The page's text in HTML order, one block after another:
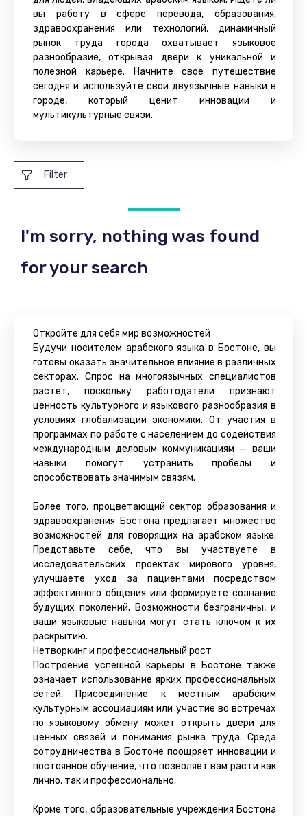
вы работу в сфере перевода, образования,
здравоохранения или технологий, динамичный
рынок труда города охватывает языковое
разнообразие, открывая двери к уникальной и
полезной карьере. Начните свое путешествие
сегодня и используйте свои двуязычные навыки в
городе, который ценит инновации и
мультикультурные связи.
Filter
I'm sorry, nothing was found
for your search
Откройте для себя мир возможностей
Будучи носителем арабского языка в Бостоне, вы
готовы оказать значительное влияние в различных
секторах. Спрос на многоязычных специалистов
растет, поскольку работодатели признают
ценность культурного и языкового разнообразия в
условиях глобализации экономики. От участия в
программах по работе с населением до содействия
международным деловым коммуникациям — ваши
навыки помогут устранить пробелы и
способствовать значимым связям.
Более того, процветающий сектор образования и
здравоохранения Бостона предлагает множество
возможностей для говорящих на арабском языке.
Представьте себе, что вы участвуете в
исследовательских проектах мирового уровня,
улучшаете уход за пациентами посредством
эффективного общения или формируете сознание
будущих поколений. Возможности безграничны, и
ваши языковые навыки могут стать ключом к их
раскрытию.
Нетворкинг и профессиональный рост
Построение успешной карьеры в Бостоне также
означает использование ярких профессиональных
сетей. Присоединение к местным арабским
культурным ассоциациям или участие во встречах
по языковому обмену может открыть двери для
ценных связей и понимания рынка труда. Среда
сотрудничества в Бостоне поощряет инновации и
постоянное обучение, что позволяет вам расти как
лично, так и профессионально.
Кроме того, образовательные учреждения Бостона